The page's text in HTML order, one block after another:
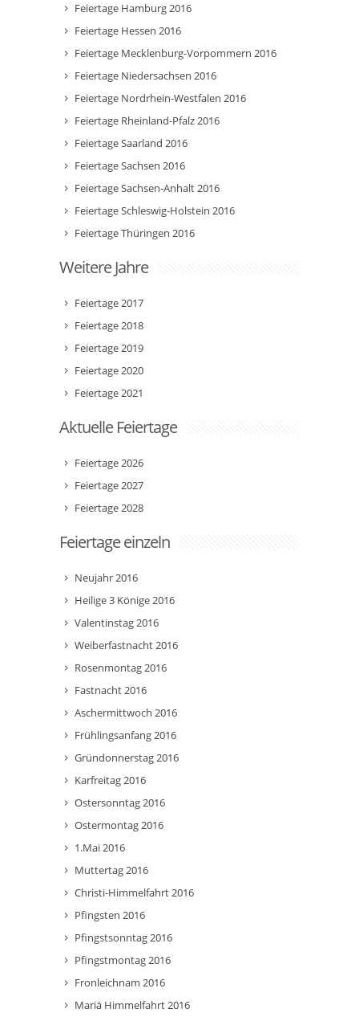
Feiertage Hamburg 2016
Feiertage Hessen 2016
Feiertage Mecklenburg-Vorpommern 2016
Feiertage Niedersachsen 2016
Feiertage Nordrhein-Westfalen 2016
Feiertage Rheinland-Pfalz 2016
Feiertage Saarland 2016
Feiertage Sachsen 2016
Feiertage Sachsen-Anhalt 2016
Feiertage Schleswig-Holstein 2016
Feiertage Thüringen 2016
Weitere Jahre
Feiertage 2017
Feiertage 2018
Feiertage 2019
Feiertage 2020
Feiertage 2021
Aktuelle Feiertage
Feiertage 2026
Feiertage 2027
Feiertage 2028
Feiertage einzeln
Neujahr 2016
Heilige 3 Könige 2016
Valentinstag 2016
Weiberfastnacht 2016
Rosenmontag 2016
Fastnacht 2016
Aschermittwoch 2016
Frühlingsanfang 2016
Gründonnerstag 2016
Karfreitag 2016
Ostersonntag 2016
Ostermontag 2016
1.Mai 2016
Muttertag 2016
Christi-Himmelfahrt 2016
Pfingsten 2016
Pfingstsonntag 2016
Pfingstmontag 2016
Fronleichnam 2016
Mariä Himmelfahrt 2016